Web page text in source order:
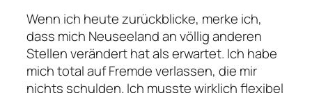
Wenn ich heute zurückblicke, merke ich,
dass mich Neuseeland an völlig anderen
Stellen verändert hat als erwartet. Ich habe
mich total auf Fremde verlassen, die mir
nichts schulden. Ich musste wirklich flexibel